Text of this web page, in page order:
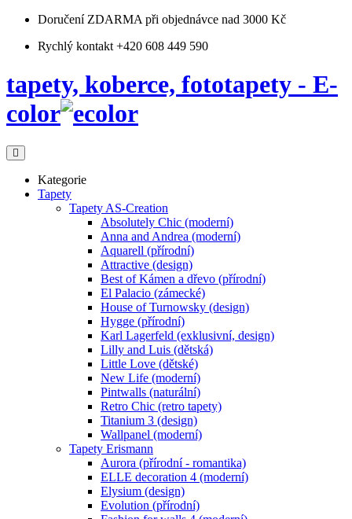
Doručení ZDARMA při objednávce nad 3000 Kč
Rychlý kontakt +420 608 449 590
tapety, koberce, fototapety - E-
color
Kategorie
Tapety
Tapety AS-Creation
Absolutely Chic (moderní)
Anna and Andrea (moderní)
Aquarell (přírodní)
Attractive (design)
Best of Kámen a dřevo (přírodní)
El Palacio (zámecké)
House of Turnowsky (design)
Hygge (přírodní)
Karl Lagerfeld (exklusivní, design)
Lilly and Luis (dětská)
Little Love (dětské)
New Life (moderní)
Pintwalls (naturální)
Retro Chic (retro tapety)
Titanium 3 (design)
Wallpanel (moderní)
Tapety Erismann
Aurora (přírodní - romantika)
ELLE decoration 4 (moderní)
Elysium (design)
Evolution (přírodní)